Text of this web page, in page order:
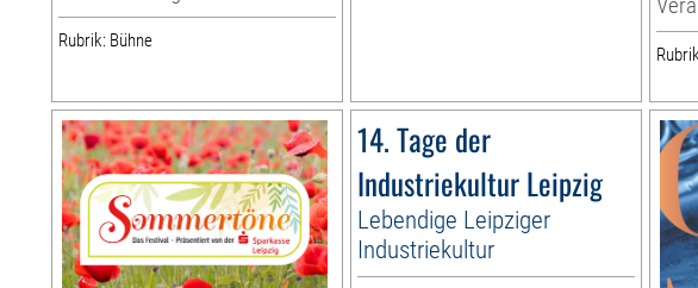
Rubrik: Bühne
14. Tage der
Industriekultur Leipzig
Lebendige Leipziger
Industriekultur